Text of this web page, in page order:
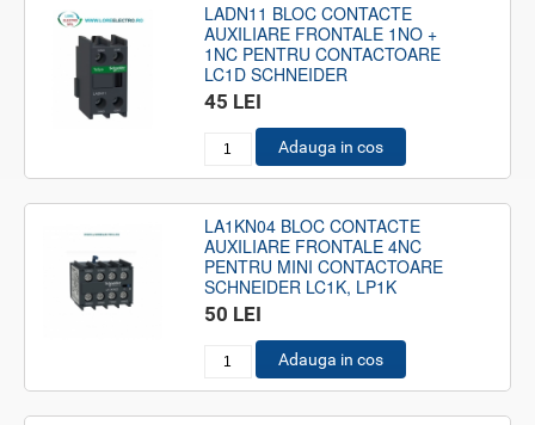
LADN11 BLOC CONTACTE
AUXILIARE FRONTALE 1NO +
1NC PENTRU CONTACTOARE
LC1D SCHNEIDER
45 LEI
Adauga in cos
LA1KN04 BLOC CONTACTE
AUXILIARE FRONTALE 4NC
PENTRU MINI CONTACTOARE
SCHNEIDER LC1K, LP1K
50 LEI
Adauga in cos